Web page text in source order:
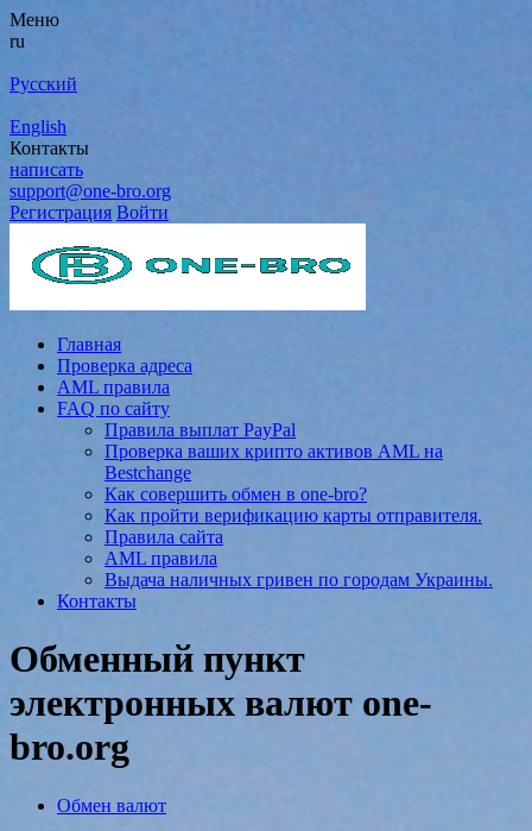
Меню
ru
Русский
English
Контакты
написать
support@one-bro.org
Регистрация Войти
Главная
Проверка адреса
AML правила
FAQ по сайту
Правила выплат PayPal
Проверка ваших крипто активов AML на
Bestchange
Как совершить обмен в one-bro?
Как пройти верификацию карты отправителя.
Правила сайта
AML правила
Выдача наличных гривен по городам Украины.
Контакты
Обменный пункт
электронных валют one-
bro.org
Обмен валют